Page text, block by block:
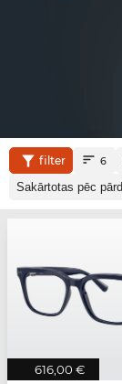
filter 6
616,00 €